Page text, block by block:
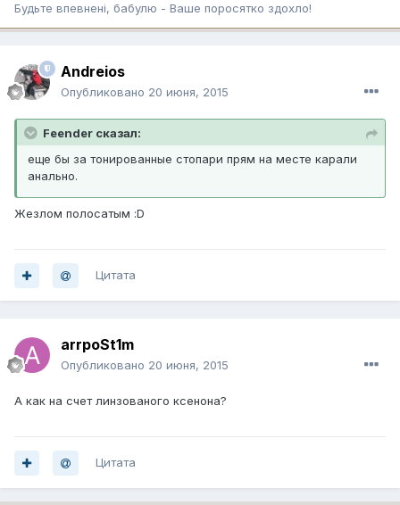
Будьте впевненi, бабулю - Ваше поросятко здохло!
Andreios
Опубликовано 20 июня, 2015
Feender сказал:
еще бы за тонированные стопари прям на месте карали
анально.
Жезлом полосатым :D
Цитата
arrpoSt1m
Опубликовано 20 июня, 2015
А как на счет линзованого ксенона?
Цитата